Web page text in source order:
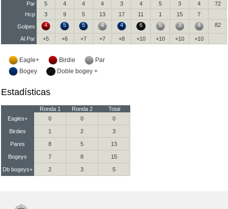
Par
5 4 4 4 3 4 5 3 4
72
Hcp
3 9 5 13 17 11 1 15
7
Golpes
4 5 5 4 4 6 5 3 4 82
Al Par +5 +6 +7 +7 +8 +10 +10 +10 +10
Eagle+ Birdie
Par
Bogey
Doble bogey +
Estadísticas
Ronda 1 Ronda 2
Total
Eagles+
0 0 0
Birdies 1 2 3
Pares 8 5 13
Bogeys 7 8 15
Db bogeys+ 2 3 5